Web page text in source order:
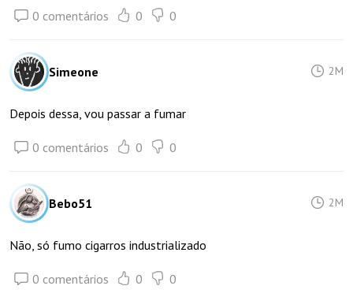
0 comentários 0 0
Simeone 2M
Depois dessa, vou passar a fumar
0 comentários 0 0
Bebo51 2M
Não, só fumo cigarros industrializado
0 comentários 0 0